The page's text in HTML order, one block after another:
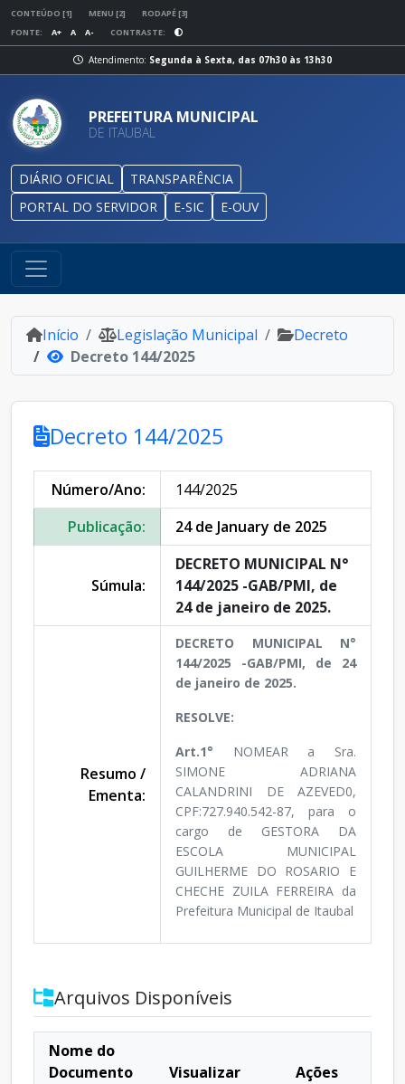
CONTEÚDO [1] MENU [2]
RODAPÉ [3]
FONTE:
A+ A A- CONTRASTE:
Atendimento: Segunda à Sexta, das 07h30 às 13h30
PREFEITURA MUNICIPAL
DE ITAUBAL
DIÁRIO OFICIAL
TRANSPARÊNCIA
PORTAL DO SERVIDOR
E-SIC E-OUV
Início Legislação Municipal
Decreto
Decreto 144/2025
Decreto 144/2025
Número/Ano:
144/2025
Publicação:
24 de January de 2025
Súmula:
DECRETO MUNICIPAL N°
144/2025 -GAB/PMI, de
24 de janeiro de 2025.
Resumo /
Ementa:
DECRETO MUNICIPAL N°
144/2025 -GAB/PMI, de 24
de janeiro de 2025.
RESOLVE:
Art.1° NOMEAR a Sra.
SIMONE ADRIANA
CALANDRINI DE AZEVED0,
CPF:727.940.542-87, para o
cargo de GESTORA DA
ESCOLA MUNICIPAL
GUILHERME DO ROSARIO E
CHECHE ZUILA FERREIRA da
Prefeitura Municipal de Itaubal
Arquivos Disponíveis
Nome do
Documento
Visualizar
Ações